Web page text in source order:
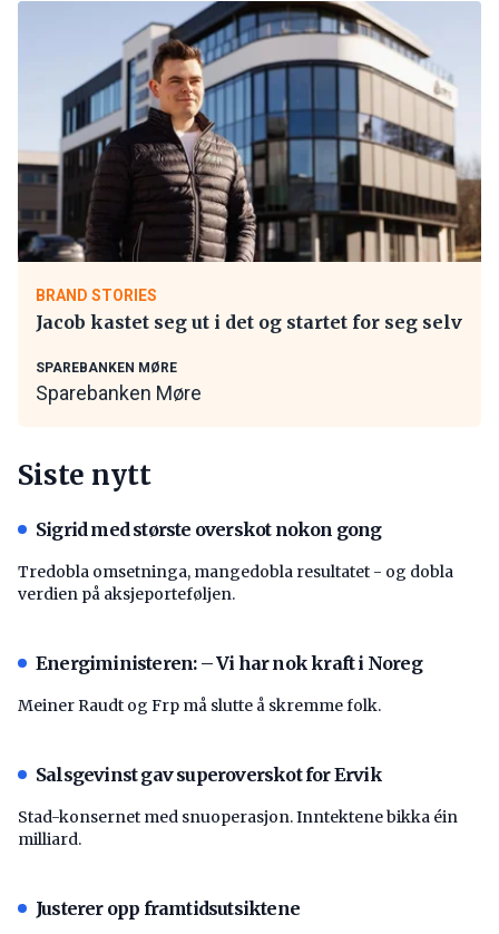
BRAND STORIES
Jacob kastet seg ut i det og startet for seg selv
SPAREBANKEN MØRE
Sparebanken Møre
Siste nytt
Sigrid med største overskot nokon gong
Tredobla omsetninga, mangedobla resultatet - og dobla
verdien på aksjeporteføljen.
Energiministeren: – Vi har nok kraft i Noreg
Meiner Raudt og Frp må slutte å skremme folk.
Salsgevinst gav superoverskot for Ervik
Stad-konsernet med snuoperasjon. Inntektene bikka éin
milliard.
Justerer opp framtidsutsiktene